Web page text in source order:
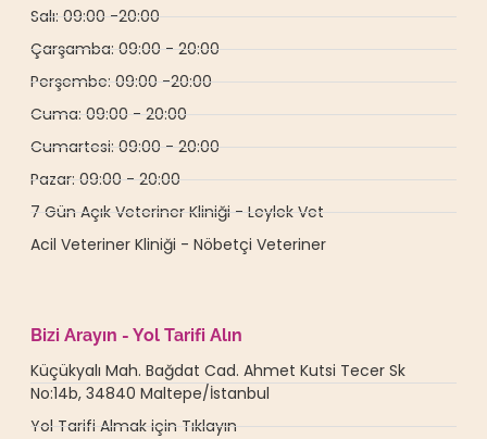
Salı: 09:00 -20:00
Çarşamba: 09:00 - 20:00
Perşembe: 09:00 -20:00
Cuma: 09:00 - 20:00
Cumartesi: 09:00 - 20:00
Pazar: 09:00 - 20:00
7 Gün Açık Veteriner Kliniği - Leylek Vet
Acil Veteriner Kliniği - Nöbetçi Veteriner
Bizi Arayın - Yol Tarifi Alın
Küçükyalı Mah. Bağdat Cad. Ahmet Kutsi Tecer Sk
No:14b, 34840 Maltepe/İstanbul
Yol Tarifi Almak için Tıklayın